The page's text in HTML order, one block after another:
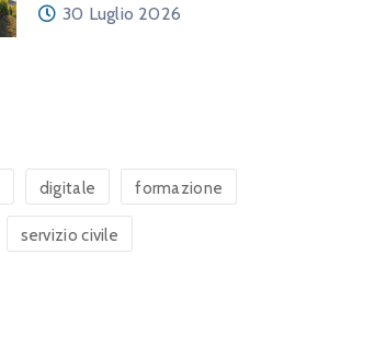
30 Luglio 2026
digitale formazione
servizio civile